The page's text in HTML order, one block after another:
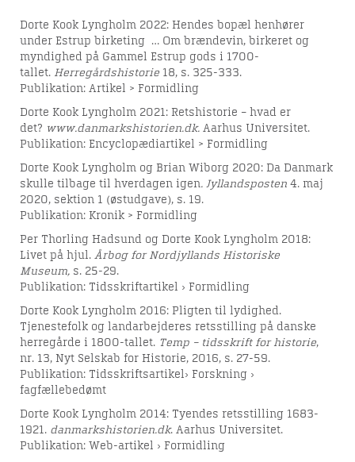
Dorte Kook Lyngholm 2022: Hendes bopæl henhører
under Estrup birketing … Om brændevin, birkeret og
myndighed på Gammel Estrup gods i 1700-
tallet. Herregårdshistorie 18, s. 325-333.
Publikation: Artikel > Formidling
Dorte Kook Lyngholm 2021: Retshistorie – hvad er
det? www.danmarkshistorien.dk. Aarhus Universitet.
Publikation: Encyclopædiartikel > Formidling
Dorte Kook Lyngholm og Brian Wiborg 2020: Da Danmark
skulle tilbage til hverdagen igen. Jyllandsposten 4. maj
2020, sektion 1 (østudgave), s. 19.
Publikation: Kronik > Formidling
Per Thorling Hadsund og Dorte Kook Lyngholm 2018:
Livet på hjul. Årbog for Nordjyllands Historiske
Museum, s. 25-29.
Publikation: Tidsskriftartikel › Formidling
Dorte Kook Lyngholm 2016: Pligten til lydighed.
Tjenestefolk og landarbejderes retsstilling på danske
herregårde i 1800-tallet. Temp – tidsskrift for historie,
nr. 13, Nyt Selskab for Historie, 2016, s. 27-59.
Publikation: Tidsskriftsartikel› Forskning ›
fagfællebedømt
Dorte Kook Lyngholm 2014: Tyendes retsstilling 1683-
1921. danmarkshistorien.dk. Aarhus Universitet.
Publikation: Web-artikel › Formidling